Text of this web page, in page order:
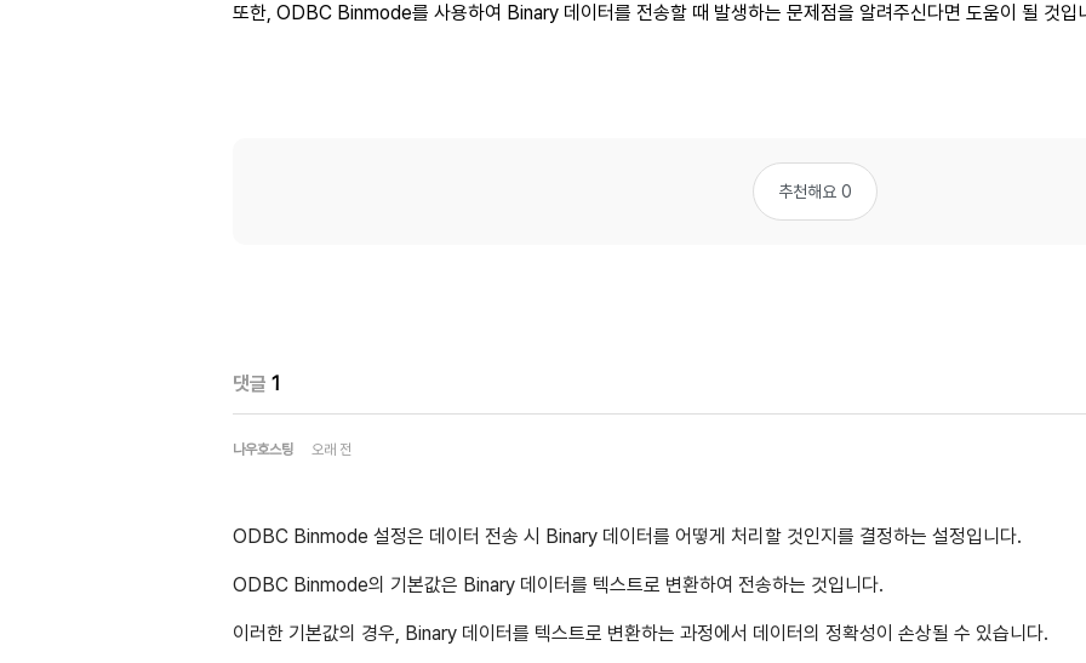
또한, ODBC Binmode를 사용하여 Binary 데이터를 전송할 때 발생하는 문제점을 알려주신다면 도움이 될 것입
추천해요 0
댓글 1
나우호스팅 오래 전
ODBC Binmode 설정은 데이터 전송 시 Binary 데이터를 어떻게 처리할 것인지를 결정하는 설정입니다.
ODBC Binmode의 기본값은 Binary 데이터를 텍스트로 변환하여 전송하는 것입니다.
이러한 기본값의 경우, Binary 데이터를 텍스트로 변환하는 과정에서 데이터의 정확성이 손상될 수 있습니다.